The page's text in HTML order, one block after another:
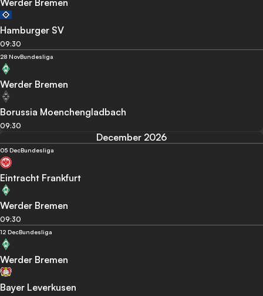
Werder Bremen
Hamburger SV
09:30
28 NovBundesliga
Werder Bremen
Borussia Moenchengladbach
09:30
December 2026
05 DecBundesliga
Eintracht Frankfurt
Werder Bremen
09:30
12 DecBundesliga
Werder Bremen
Bayer Leverkusen